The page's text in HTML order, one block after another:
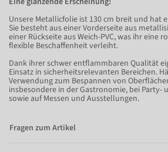
Unsere Metallicfolie ist 130 cm breit und hat
Sie besteht aus einer Vorderseite aus
einer Rückseite aus Weich-PVC, was ihr eine
flexible Beschaffenheit verleiht.
Dank ihrer schwer entflammbaren Qualität
Einsatz in sicherheitsrelevanten Bereichen.
Verwendung zum Bespannen von
insbesondere in der Gastronomie, bei Party-
sowie auf Messen und Ausstellungen.
Fragen zum Artikel